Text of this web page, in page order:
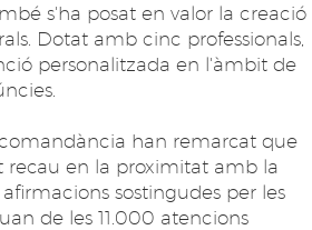
s'ha posat en valor la creació
Dotat amb cinc professionals,
personalitzada en l'àmbit de
han remarcat que
recau en la proximitat amb la
sostingudes per les
de les 11.000 atencions